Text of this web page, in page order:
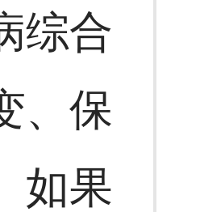
综合
、保
如果